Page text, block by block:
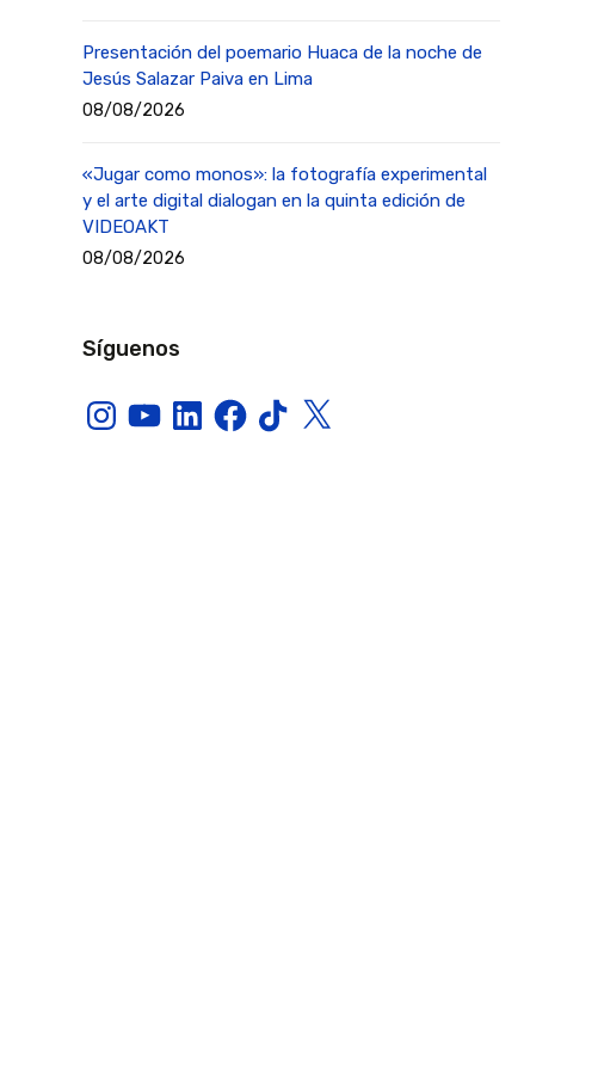
Presentación del poemario Huaca de la noche de
Jesús Salazar Paiva en Lima
08/08/2026
«Jugar como monos»: la fotografía experimental
y el arte digital dialogan en la quinta edición de
VIDEOAKT
08/08/2026
Síguenos
InstagramYouTubeLinkedInFacebook
TikTokX